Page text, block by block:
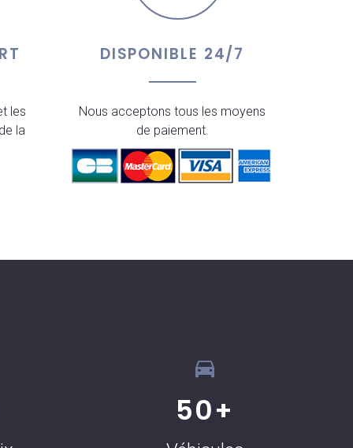
les
la
DISPONIBLE 24/7
Nous acceptons tous les moyens
de paiement.
50+